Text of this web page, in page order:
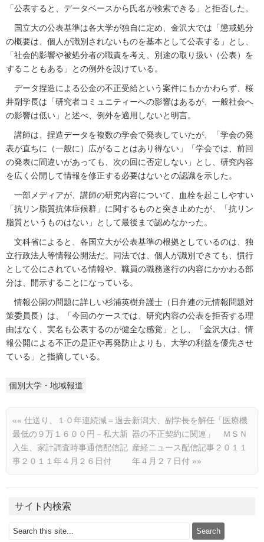
「公表すると、データベースから氏名が検索できる」と拒否した。
国立大の公表基準は各大学が独自に定め、金沢大では「懲戒処分
の概要は、個人が識別されないものを基本として公表する」とし、
「社会的影響や被処分者の職責を考え、別途の取り扱い（公表）を
することもある」との例外を設けている。
データ捏造による公金の不正受給という案件にもかかわらず、桜
井副学長は「研究者コミュニティーへの影響はあるが、一般社会へ
の影響は低い」と述べ、例外を適用しないと明言。
講師は、捏造データを複数の学会で発表していたが、「学会の発
表が直ちに（一般に）広がることはあり得ない」「学会では、前回
の発表に間違いがあっても、次の回に否定しない」とし、研究内容
を広く公開して情報を修正する必要はないとの認識を示した。
一部メディアが、講師の研究内容について、血栓を起こしやすい
「抗リン脂質抗体症候群」に関するものと突き止めたが、「抗リン
脂質というものはない」として最後まで認めなかった。
文科省によると、各国立大が公表基準の根拠としているのは、独
立行政法人等情報公開法だ。同法では、個人が識別できても、慣行
として公にされている情報や、職員の職務遂行の内容にかかわる部
分は、開示することになっている。
情報公開の問題に詳しい杉浦英樹弁護士（日弁連の元情報問題対
策委員長）は、「今回のケースでは、研究内容の公表を拒否する理
由はなく、実名も公表するのが健全な感覚」とし、「金沢大は、情
報公開による不正の是正や再発防止よりも、大学の利益を優先させ
ている」と指摘している。
個別大学・地域報道
«« 仕送り、１０年連続減＝過去
最低の９万１６００円－私大新
入生、家計調査時事通信配信記
事２０１１年４月２６日付
新潟大、副学長を解任「医療機
器の不正契約に関連」 ＭＳＮ
産経ニュース配信記事２０１１
年４月２７日付 »»
サイト内検索